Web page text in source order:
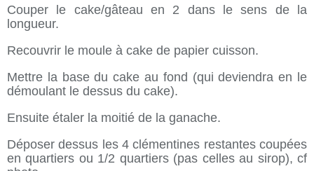
Couper le cake/gâteau en 2 dans le sens de la
longueur.
Recouvrir le moule à cake de papier cuisson.
Mettre la base du cake au fond (qui deviendra en le
démoulant le dessus du cake).
Ensuite étaler la moitié de la ganache.
Déposer dessus les 4 clémentines restantes coupées
en quartiers ou 1/2 quartiers (pas celles au sirop), cf